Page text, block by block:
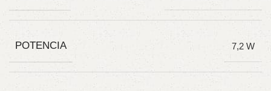
POTENCIA 7,2 W